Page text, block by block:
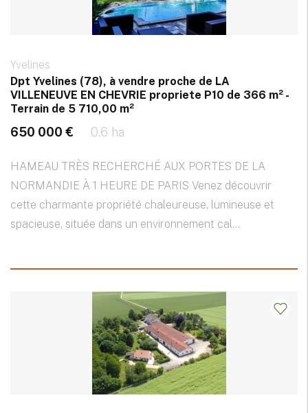
Yvelines
Dpt Yvelines (78), à vendre proche de LA
VILLENEUVE EN CHEVRIE propriete P10 de 366 m² -
Terrain de 5 710,00 m²
650 000 € 0.6 ha
HAMEAU TRÈS RECHERCHÉ AUX PORTES DE LA
NORMANDIE À 1 HEURE DE PARIS Venez découvrir
cette charmante propriété chaleureuse, lumineuse et
spacieuse, située dans un environnement cal...